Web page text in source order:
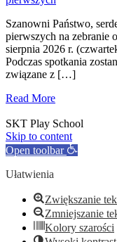
Szanowni Państwo,
pierwszych na zebranie
sierpnia 2026 r.
Podczas spotkania
związane z […]
Read More
SKT Play School
Skip to content
Open toolbar
Ułatwienia
Zwiększanie
Zmniejszanie
Kolory szarości